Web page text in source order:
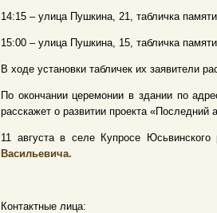
14:15 – улицаПушкина, 21, табличка памяти
15:00 – улицаПушкина, 15, табличка памяти
В ходе установки табличек их заявители
По окончании церемонии в здании по
расскажет о развитии проекта«Последний
11 августа в селе Купросе Юсьвинского
Васильевича.
Контактные лица: